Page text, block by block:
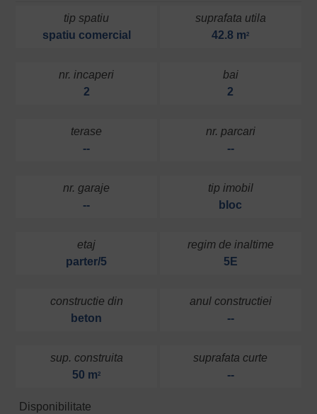
tip spatiu
spatiu comercial
suprafata utila
42.8 m2
nr. incaperi
2
bai
2
terase
--
nr. parcari
--
nr. garaje
--
tip imobil
bloc
etaj
parter/5
regim de inaltime
5E
constructie din
beton
anul constructiei
--
sup. construita
50 m2
suprafata curte
--
Disponibilitate